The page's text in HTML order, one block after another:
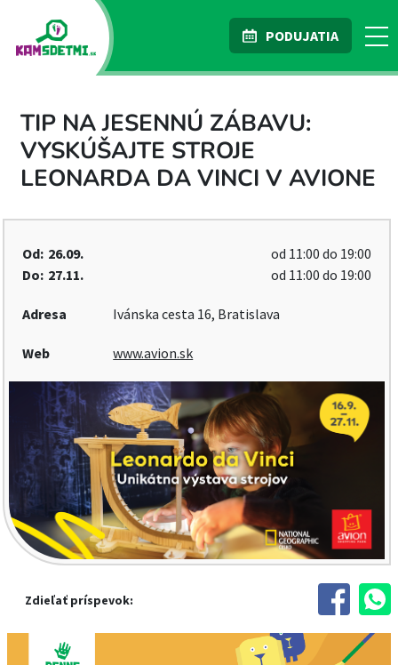
PODUJATIA
TIP NA JESENNÚ ZÁBAVU:
VYSKÚŠAJTE STROJE
LEONARDA DA VINCI V AVIONE
Od: 26.09.
od 11:00 do 19:00
Do: 27.11. od 11:00 do 19:00
Adresa Ivánska cesta 16, Bratislava
Web www.avion.sk
Zdieľať príspevok: